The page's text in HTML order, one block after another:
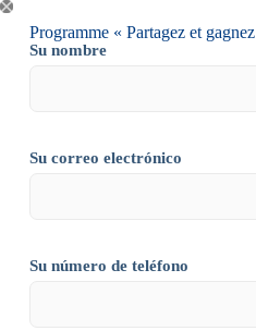
Programme « Partagez et gagnez
Su nombre
Su correo electrónico
Su número de teléfono